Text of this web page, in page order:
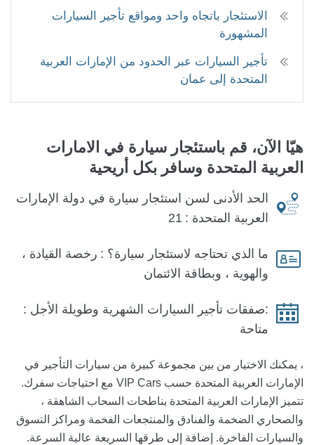
الاستئجار باتجاه واحد ومواقع تأجير السيارات
المشهورة
تأجير السيارات عبر الحدود من الإمارات العربية
المتحدة إلى عمان
هيّا الآن، قم باستئجار سيارة في الامارات
العربية المتحدة وسافر بكل أريحية
الحد الأدنى لسن استئجار سيارة في دولة الإمارات
العربية المتحدة : 21
ما الذي تحتاجه لاستئجار سيارة؟ : رخصة القيادة ،
والهوية ، وبطاقة الائتمان
:صفقات تأجير السيارات الشهرية وطويلة الأجل :
متاحة
، يمكنك الاختيار من بين مجموعة كبيرة من سيارات التأجير في
الإمارات العربية المتحدة حسب VIP Cars مع احتياجات سفرك.
تتميز الإمارات العربية المتحدة بناطحات السحاب الشاهقة ،
والصحاري الضخمة والفنادق والمنتجعات الفخمة ومراكز التسوق
والسيارات الفاخرة. إضافة إلى طرقها السريعة عالية السرعة.